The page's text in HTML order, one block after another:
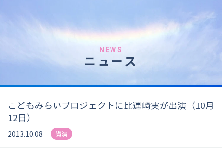
NEWS
ニュース
こどもみらいプロジェクトに比連崎実が出演（10月
12日）
2013.10.08 講演